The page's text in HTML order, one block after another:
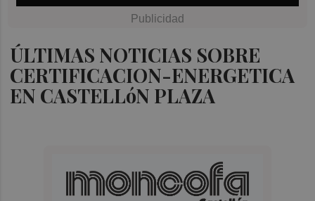
ÚLTIMAS NOTICIAS SOBRE
CERTIFICACION-ENERGETICA
EN CASTELLóN PLAZA